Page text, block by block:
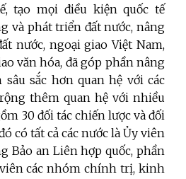
tạo mọi điều kiện quốc tế
và phát triển đất nước, nâng
nước, ngoại giao Việt Nam,
văn hóa, đã góp phần nâng
sâu sắc hơn quan hệ với các
thêm quan hệ với nhiều
30 đối tác chiến lược và đối
có tất cả các nước là Ủy viên
Bảo an Liên hợp quốc, phần
các nhóm chính trị, kinh